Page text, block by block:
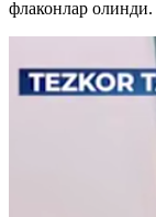
флаконлар олинди.